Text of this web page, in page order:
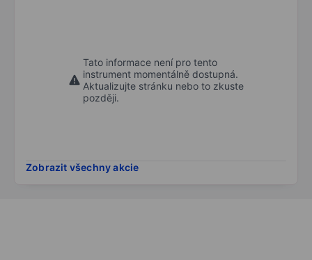
Tato informace není pro tento
instrument momentálně dostupná.
Aktualizujte stránku nebo to zkuste
později.
Zobrazit všechny akcie